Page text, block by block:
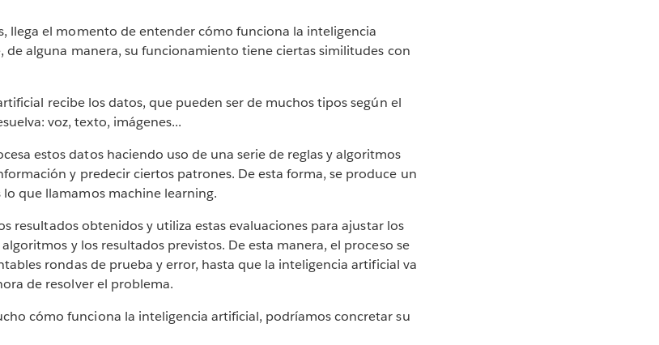
llega el momento de entender cómo funciona la inteligencia
de alguna manera, su funcionamiento tiene ciertas similitudes con
recibe los datos, que pueden ser de muchos tipos según el
voz, texto, imágenes...
estos datos haciendo uso de una serie de reglas y algoritmos
y predecir ciertos patrones. De esta forma, se produce un
que llamamos machine learning.
resultados obtenidos y utiliza estas evaluaciones para ajustar los
y los resultados previstos. De esta manera, el proceso se
rondas de prueba y error, hasta que la inteligencia artificial va
de resolver el problema.
cómo funciona la inteligencia artificial, podríamos concretar su